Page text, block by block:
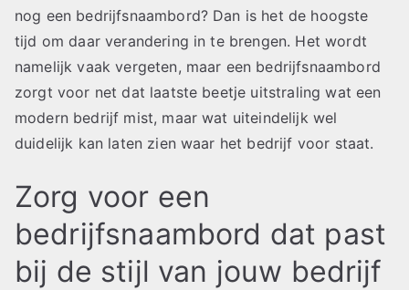
compleet
met
een
bedrijfsnaambord!
nog een bedrijfsnaambord? Dan is het de hoogste
tijd om daar verandering in te brengen. Het wordt
namelijk vaak vergeten, maar een bedrijfsnaambord
zorgt voor net dat laatste beetje uitstraling wat een
modern bedrijf mist, maar wat uiteindelijk wel
duidelijk kan laten zien waar het bedrijf voor staat.
Zorg voor een
bedrijfsnaambord dat past
bij de stijl van jouw bedrijf